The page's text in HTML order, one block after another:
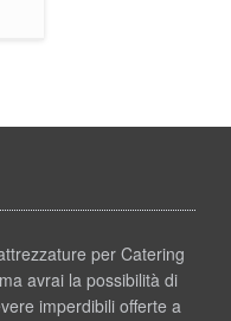
per Catering
avrai la possibilità di
imperdibili offerte a